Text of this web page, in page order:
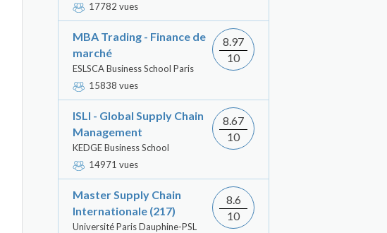
17782 vues
MBA Trading - Finance de
marché
ESLSCA Business School Paris
15838 vues
8.97
10
ISLI - Global Supply Chain
Management
KEDGE Business School
14971 vues
8.67
10
Master Supply Chain
Internationale (217)
Université Paris Dauphine-PSL
8.6
10